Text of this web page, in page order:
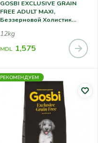
GOSBI EXCLUSIVE GRAIN
FREE ADULT MAXI,
Беззерновой Холистик
Для Взрослых Собак
Крупных Пород
12kg
MDL 1,575
РЕКОМЕНДУЕМ